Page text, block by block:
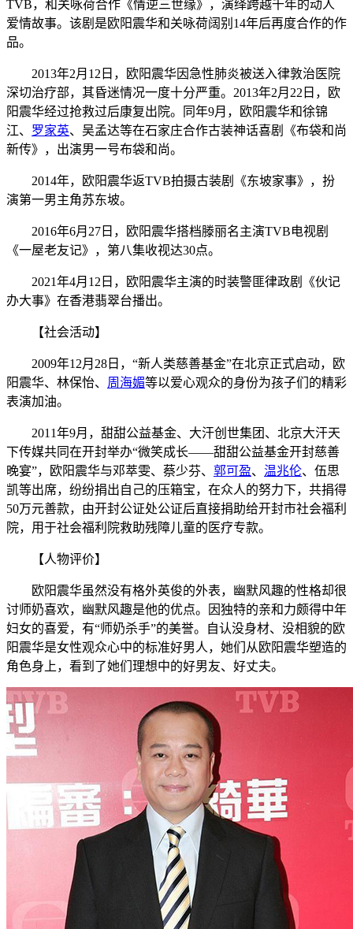
TVB，和关咏荷合作《情逆三世缘》，演绎跨越千年的动人
爱情故事。该剧是欧阳震华和关咏荷阔别14年后再度合作的作
品。
2013年2月12日，欧阳震华因急性肺炎被送入律敦治医院
深切治疗部，其昏迷情况一度十分严重。2013年2月22日，欧
阳震华经过抢救过后康复出院。同年9月，欧阳震华和徐锦
江、 罗家英、吴孟达等在石家庄合作古装神话喜剧《布袋和尚
新传》，出演男一号布袋和尚。
2014年，欧阳震华返TVB拍摄古装剧《东坡家事》，扮
演第一男主角苏东坡。
2016年6月27日，欧阳震华搭档滕丽名主演TVB电视剧
《一屋老友记》，第八集收视达30点。
2021年4月12日，欧阳震华主演的时装警匪律政剧《伙记
办大事》在香港翡翠台播出。
【社会活动】
2009年12月28日，“新人类慈善基金”在北京正式启动，欧
阳震华、林保怡、 周海媚等以爱心观众的身份为孩子们的精彩
表演加油。
2011年9月，甜甜公益基金、大汗创世集团、北京大汗天
下传媒共同在开封举办“微笑成长――甜甜公益基金开封慈善
晚宴”，欧阳震华与邓萃雯、蔡少芬、 郭可盈、 温兆伦、伍思
凯等出席，纷纷捐出自己的压箱宝，在众人的努力下，共捐得
50万元善款，由开封公证处公证后直接捐助给开封市社会福利
院，用于社会福利院救助残障儿童的医疗专款。
【人物评价】
欧阳震华虽然没有格外英俊的外表，幽默风趣的性格却很
讨师奶喜欢，幽默风趣是他的优点。因独特的亲和力颇得中年
妇女的喜爱，有“师奶杀手”的美誉。自认没身材、没相貌的欧
阳震华是女性观众心中的标准好男人，她们从欧阳震华塑造的
角色身上，看到了她们理想中的好男友、好丈夫。